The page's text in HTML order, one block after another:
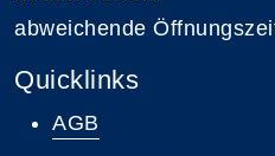
abweichende
Quicklinks
AGB